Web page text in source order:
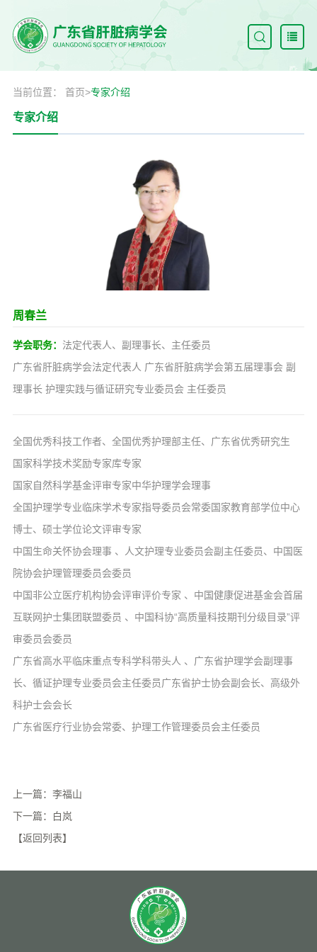
当前位置： 首页>专家介绍
专家介绍
周春兰
学会职务： 法定代表人、副理事长、主任委员
广东省肝脏病学会法定代表人 广东省肝脏病学会第五届理事会 副
理事长 护理实践与循证研究专业委员会 主任委员
全国优秀科技工作者、全国优秀护理部主任、广东省优秀研究生
国家科学技术奖励专家库专家
国家自然科学基金评审专家中华护理学会理事
全国护理学专业临床学术专家指导委员会常委国家教育部学位中心
博士、硕士学位论文评审专家
中国生命关怀协会理事 、 人文护理专业委员会副主任委员、中国医
院协会护理管理委员会委员
中国非公立医疗机构协会评审评价专家 、 中国健康促进基金会首届
互联网护士集团联盟委员 、 中国科协“高质量科技期刊分级目录”评
审委员会委员
广东省高水平临床重点专科学科带头人 、 广东省护理学会副理事
长、循证护理专业委员会主任委员广东省护士协会副会长、高级外
科护士会会长
广东省医疗行业协会常委、护理工作管理委员会主任委员
上一篇：李福山
下一篇：白岚
【返回列表】